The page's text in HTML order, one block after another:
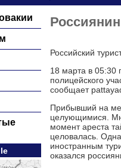
Российский
18 марта в 05:30
полицейского
сообщает
Прибывший на
целующимися.
момент ареста
целовалась.
иностранным
оказался